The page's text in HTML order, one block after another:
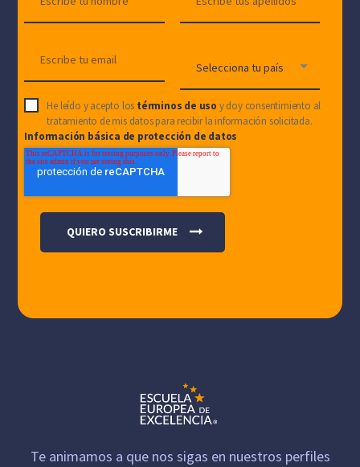
He leído y acepto los términos de uso y doy consentimiento al
tratamiento de mis datos para recibir la información solicitada.
Información básica de protección de datos
Te animamos a que nos sigas en nuestros perfiles